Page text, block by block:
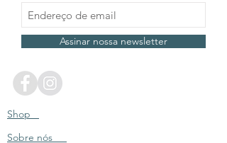
Assinar nossa newsletter
Shop
Sobre nós